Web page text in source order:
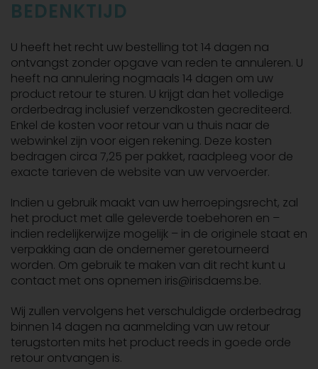
BEDENKTIJD
U heeft het recht uw bestelling tot 14 dagen na
ontvangst zonder opgave van reden te annuleren. U
heeft na annulering nogmaals 14 dagen om uw
product retour te sturen. U krijgt dan het volledige
orderbedrag inclusief verzendkosten gecrediteerd.
Enkel de kosten voor retour van u thuis naar de
webwinkel zijn voor eigen rekening. Deze kosten
bedragen circa 7,25 per pakket, raadpleeg voor de
exacte tarieven de website van uw vervoerder.
Indien u gebruik maakt van uw herroepingsrecht, zal
het product met alle geleverde toebehoren en –
indien redelijkerwijze mogelijk – in de originele staat en
verpakking aan de ondernemer geretourneerd
worden. Om gebruik te maken van dit recht kunt u
contact met ons opnemen iris@irisdaems.be.
Wij zullen vervolgens het verschuldigde orderbedrag
binnen 14 dagen na aanmelding van uw retour
terugstorten mits het product reeds in goede orde
retour ontvangen is.